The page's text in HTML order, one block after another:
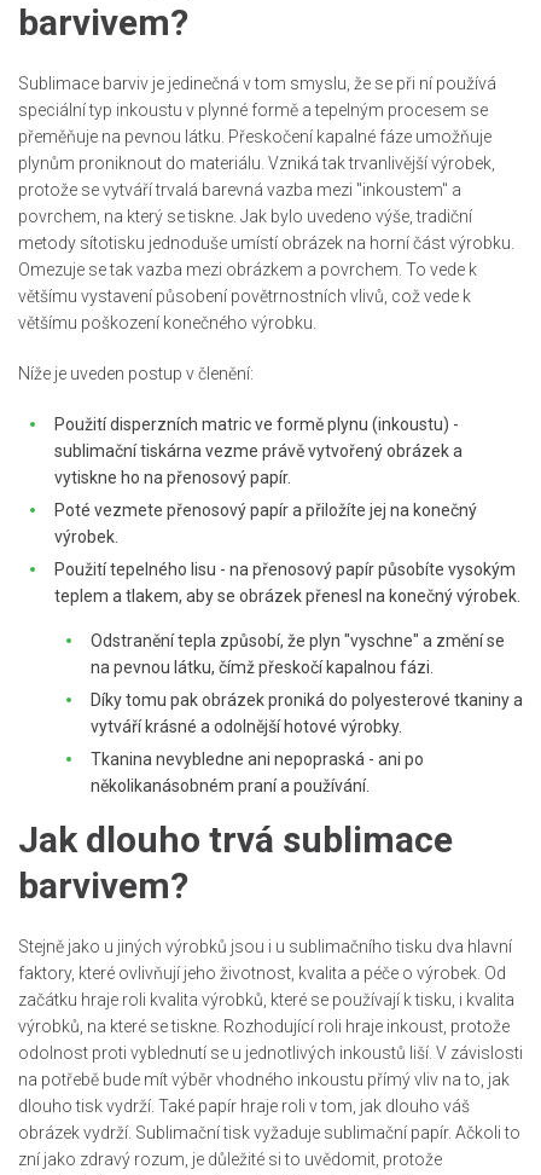
barvivem?
Sublimace barviv je jedinečná v tom smyslu, že se při ní používá
speciální typ inkoustu v plynné formě a tepelným procesem se
přeměňuje na pevnou látku. Přeskočení kapalné fáze umožňuje
plynům proniknout do materiálu. Vzniká tak trvanlivější výrobek,
protože se vytváří trvalá barevná vazba mezi "inkoustem" a
povrchem, na který se tiskne. Jak bylo uvedeno výše, tradiční
metody sítotisku jednoduše umístí obrázek na horní část výrobku.
Omezuje se tak vazba mezi obrázkem a povrchem. To vede k
většímu vystavení působení povětrnostních vlivů, což vede k
většímu poškození konečného výrobku.
Níže je uveden postup v členění:
Použití disperzních matric ve formě plynu (inkoustu) -
sublimační tiskárna vezme právě vytvořený obrázek a
vytiskne ho na přenosový papír.
Poté vezmete přenosový papír a přiložíte jej na konečný
výrobek.
Použití tepelného lisu - na přenosový papír působíte vysokým
teplem a tlakem, aby se obrázek přenesl na konečný výrobek.
Odstranění tepla způsobí, že plyn "vyschne" a změní se
na pevnou látku, čímž přeskočí kapalnou fázi.
Díky tomu pak obrázek proniká do polyesterové tkaniny a
vytváří krásné a odolnější hotové výrobky.
Tkanina nevybledne ani nepopraská - ani po
několikanásobném praní a používání.
Jak dlouho trvá sublimace
barvivem?
Stejně jako u jiných výrobků jsou i u sublimačního tisku dva hlavní
faktory, které ovlivňují jeho životnost, kvalita a péče o výrobek. Od
začátku hraje roli kvalita výrobků, které se používají k tisku, i kvalita
výrobků, na které se tiskne. Rozhodující roli hraje inkoust, protože
odolnost proti vyblednutí se u jednotlivých inkoustů liší. V závislosti
na potřebě bude mít výběr vhodného inkoustu přímý vliv na to, jak
dlouho tisk vydrží. Také papír hraje roli v tom, jak dlouho váš
obrázek vydrží. Sublimační tisk vyžaduje sublimační papír. Ačkoli to
zní jako zdravý rozum, je důležité si to uvědomit, protože